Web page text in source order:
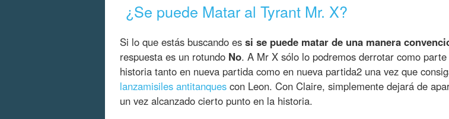
¿Se puede Matar al Tyrant Mr. X?
Si lo que estás buscando es si se puede matar de una manera
respuesta es un rotundo No. A Mr X sólo lo podremos derrotar como
historia tanto en nueva partida como en nueva partida2 una vez que
lanzamisiles antitanques con Leon. Con Claire, simplemente dejará de
un vez alcanzado cierto punto en la historia.